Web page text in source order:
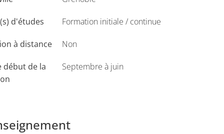
de faciliter leur insertion professionnelle.
d'études Formation initiale / continue
à distance Non
début de la
Septembre à juin